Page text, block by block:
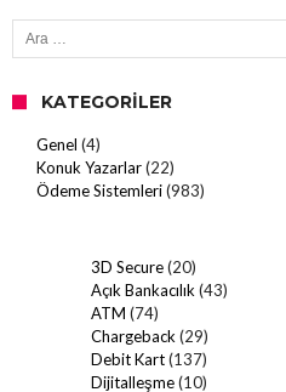
Arama:
KATEGORILER
Genel (4)
Konuk Yazarlar(22)
Ödeme Sistemleri(983)
3D Secure(20)
Açık Bankacılık (43)
ATM (74)
Chargeback (29)
Debit Kart(137)
Dijitalleşme(10)